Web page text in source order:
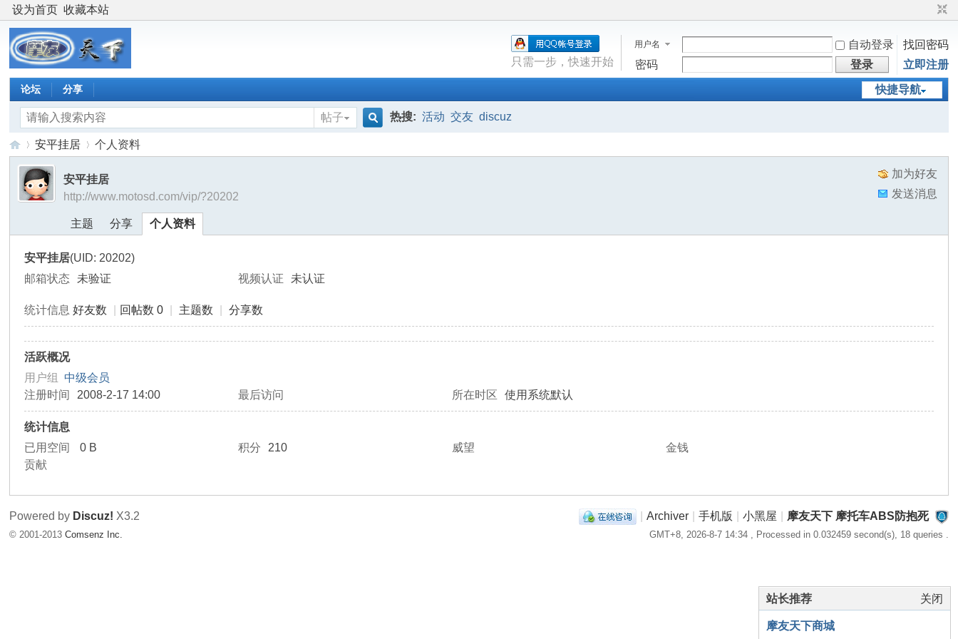
设为首页 收藏本站
用户名 自动登录
找回密码
密码
登录 立即注册
只需一步，快速开始
快捷导航
论坛 分享
帖子
热搜: 活动 交友 discuz
摩›
安平挂居 个人资料
加为好友
发送消息
安平挂居
http://www.motosd.com/vip/?20202
主题 分享 个人资料
安平挂居(UID: 20202)
邮箱状态
未验证 视频认证 未认证
统计信息 好友数 回帖数 0 主题数 分享数
活跃概况
用户组 中级会员
注册时间
2008-2-17 14:00 最后访问 所在时区 使用系统默认
统计信息
已用空间
0 B 积分 210 威望
金钱
贡献
关闭
站长推荐
摩友天下商城
Archiver 手机版 小黑屋 摩友天下 摩托车ABS防抱死
GMT+8, 2026-8-7 14:34, Processed in 0.032459 second(s), 18 queries .
Powered by Discuz! X3.2
© 2001-2013Comsenz Inc.